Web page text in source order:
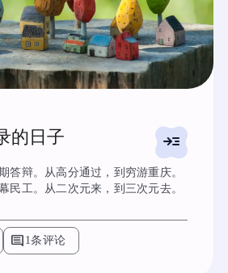
的日子 read_more
答辩。从高分通过，到穷游重庆。
民工。从二次元来，到三次元去。
comment 1条评论